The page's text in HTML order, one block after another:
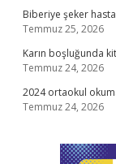
Biberiye şeker
Temmuz 25, 2026
Karın boşluğunda
Temmuz 24, 2026
2024 ortaokul
Temmuz 24, 2026